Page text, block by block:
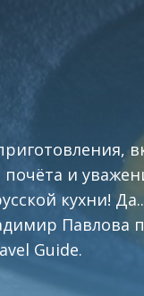
почёта и
кухни!
Павлова
Guide.